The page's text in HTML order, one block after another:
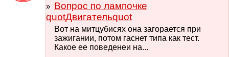
Вопрос по лампочке
quotДвигательquot
Вот на митцубисях она загорается при
зажигании, потом гаснет типа как тест.
Какое ее поведенеи на...